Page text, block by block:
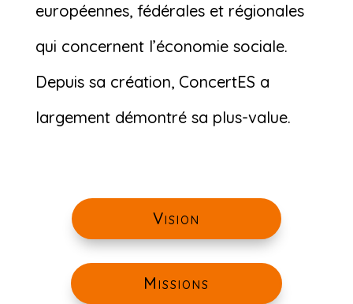
européennes, fédérales et régionales
qui concernent l’économie sociale.
Depuis sa création, ConcertES a
largement démontré sa plus-value.
Vision
Missions